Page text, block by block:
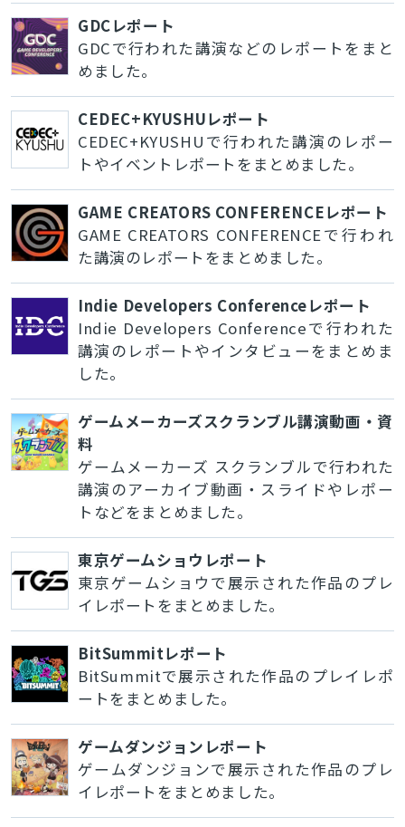
GDCレポート
GDCで行われた講演などのレポートをまと
めました。
CEDEC+KYUSHUレポート
CEDEC+KYUSHUで行われた講演のレポー
トやイベントレポートをまとめました。
GAME CREATORS CONFERENCEレポート
GAME CREATORS CONFERENCEで行われ
た講演のレポートをまとめました。
Indie Developers Conferenceレポート
Indie Developers Conferenceで行われた
講演のレポートやインタビューをまとめま
した。
ゲームメーカーズスクランブル講演動画・資
料
ゲームメーカーズ スクランブルで行われた
講演のアーカイブ動画・スライドやレポー
トなどをまとめました。
東京ゲームショウレポート
東京ゲームショウで展示された作品のプレ
イレポートをまとめました。
BitSummitレポート
BitSummitで展示された作品のプレイレポ
ートをまとめました。
ゲームダンジョンレポート
ゲームダンジョンで展示された作品のプレ
イレポートをまとめました。